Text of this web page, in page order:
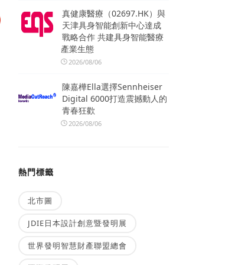
真健康醫療（02697.HK）與
天津具身智能創新中心達成
戰略合作 共建具身智能醫療
產業生態
2026/08/06
陳嘉樺Ella選擇Sennheiser
Digital 6000打造震撼動人的
青春狂歡
2026/08/06
熱門標籤
北市圖
JDIE日本設計創意暨發明展
世界發明智慧財產聯盟總會